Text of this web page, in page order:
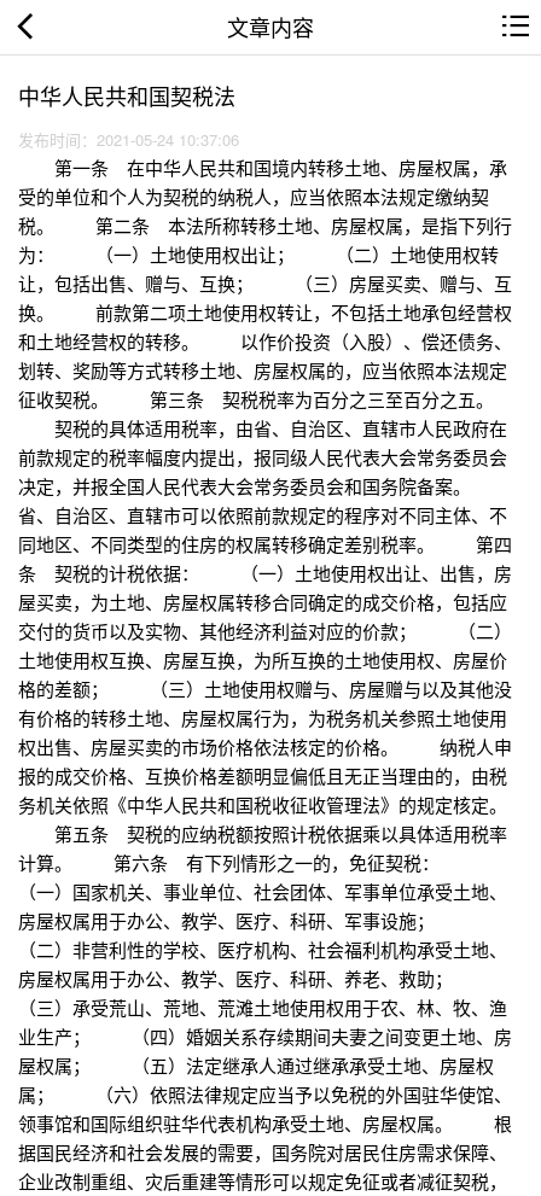
文章内容
中华人民共和国契税法
发布时间：2021-05-24 10:37:06
第一条 在中华人民共和国境内转移土地、房屋权属，承
受的单位和个人为契税的纳税人，应当依照本法规定缴纳契
税。 第二条 本法所称转移土地、房屋权属，是指下列行
为： （一）土地使用权出让； （二）土地使用权转
让，包括出售、赠与、互换； （三）房屋买卖、赠与、互
换。 前款第二项土地使用权转让，不包括土地承包经营权
和土地经营权的转移。 以作价投资（入股）、偿还债务、
划转、奖励等方式转移土地、房屋权属的，应当依照本法规定
征收契税。 第三条 契税税率为百分之三至百分之五。
契税的具体适用税率，由省、自治区、直辖市人民政府在
前款规定的税率幅度内提出，报同级人民代表大会常务委员会
决定，并报全国人民代表大会常务委员会和国务院备案。
省、自治区、直辖市可以依照前款规定的程序对不同主体、不
同地区、不同类型的住房的权属转移确定差别税率。 第四
条 契税的计税依据： （一）土地使用权出让、出售，房
屋买卖，为土地、房屋权属转移合同确定的成交价格，包括应
交付的货币以及实物、其他经济利益对应的价款； （二）
土地使用权互换、房屋互换，为所互换的土地使用权、房屋价
格的差额； （三）土地使用权赠与、房屋赠与以及其他没
有价格的转移土地、房屋权属行为，为税务机关参照土地使用
权出售、房屋买卖的市场价格依法核定的价格。 纳税人申
报的成交价格、互换价格差额明显偏低且无正当理由的，由税
务机关依照《中华人民共和国税收征收管理法》的规定核定。
第五条 契税的应纳税额按照计税依据乘以具体适用税率
计算。 第六条 有下列情形之一的，免征契税：
（一）国家机关、事业单位、社会团体、军事单位承受土地、
房屋权属用于办公、教学、医疗、科研、军事设施；
（二）非营利性的学校、医疗机构、社会福利机构承受土地、
房屋权属用于办公、教学、医疗、科研、养老、救助；
（三）承受荒山、荒地、荒滩土地使用权用于农、林、牧、渔
业生产； （四）婚姻关系存续期间夫妻之间变更土地、房
屋权属； （五）法定继承人通过继承承受土地、房屋权
属； （六）依照法律规定应当予以免税的外国驻华使馆、
领事馆和国际组织驻华代表机构承受土地、房屋权属。 根
据国民经济和社会发展的需要，国务院对居民住房需求保障、
企业改制重组、灾后重建等情形可以规定免征或者减征契税，